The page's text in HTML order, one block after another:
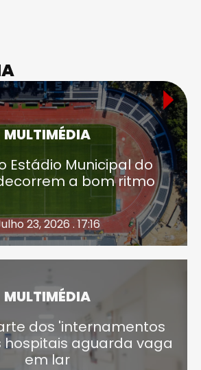
MULTIMÉDIA
Estádio Municipal do
a bom ritmo
23, 2026 . 17:16
MULTIMÉDIA
dos 'internamentos
hospitais aguarda vaga
em lar